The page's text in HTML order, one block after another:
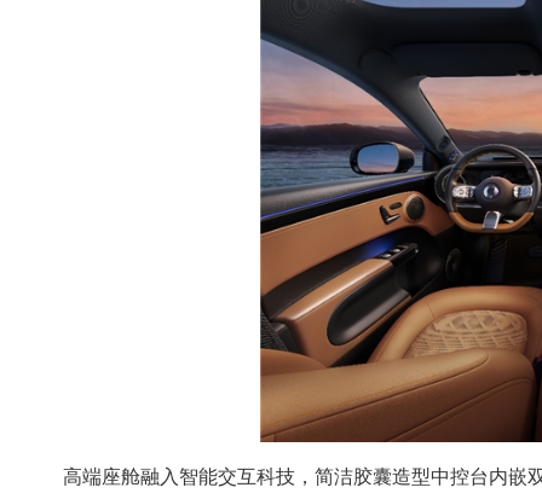
高端座舱融入智能交互科技，简洁胶囊造型中控台内嵌